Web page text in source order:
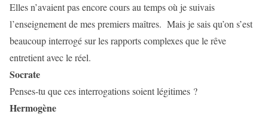
Elles n’avaient pas encore cours au temps où je suivais
l’enseignement de mes premiers maîtres. Mais je sais qu’on s’est
beaucoup interrogé sur les rapports complexes que le rêve
entretient avec le réel.
Socrate
Penses-tu que ces interrogations soient légitimes ?
Hermogène